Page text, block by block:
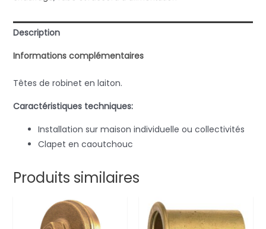
Description
Informations complémentaires
Têtes de robinet en laiton.
Caractéristiques techniques:
Installation sur maison individuelle ou collectivités
Clapet en caoutchouc
Produits similaires